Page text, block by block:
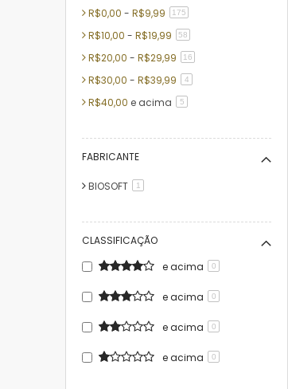
R$0,00 - R$9,99 175
R$10,00 - R$19,99 58
R$20,00 - R$29,99 16
R$30,00 - R$39,99 4
R$40,00 e acima 5artigo
FABRICANTE
BIOSOFT 1
CLASSIFICAÇÃO
e acima
0
e acima 0
e acima 0
e acima 0